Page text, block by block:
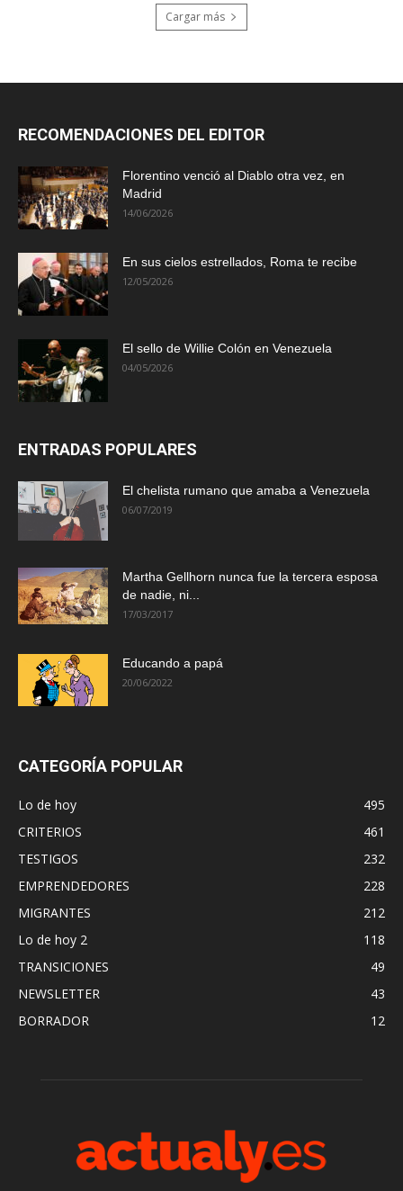
Cargar más
RECOMENDACIONES DEL EDITOR
Florentino venció al Diablo otra vez, en
Madrid
14/06/2026
En sus cielos estrellados, Roma te recibe
12/05/2026
El sello de Willie Colón en Venezuela
04/05/2026
ENTRADAS POPULARES
El chelista rumano que amaba a Venezuela
06/07/2019
Martha Gellhorn nunca fue la tercera esposa
de nadie, ni...
17/03/2017
Educando a papá
20/06/2022
CATEGORÍA POPULAR
Lo de hoy
495
CRITERIOS
461
TESTIGOS
232
EMPRENDEDORES
228
MIGRANTES
212
Lo de hoy 2
118
TRANSICIONES
49
NEWSLETTER
43
BORRADOR
12